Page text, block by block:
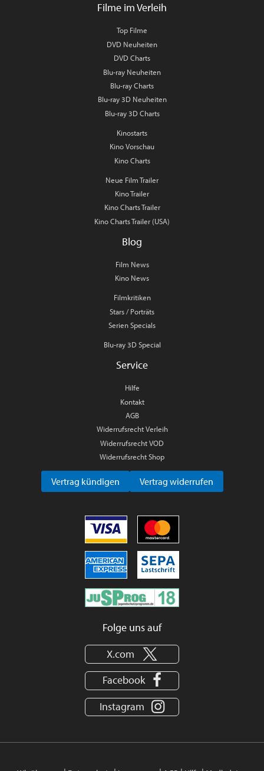
Filme im Verleih
Top Filme
DVD Neuheiten
DVD Charts
Blu-ray Neuheiten
Blu-ray Charts
Blu-ray 3D Neuheiten
Blu-ray 3D Charts
Kinostarts
Kino Vorschau
Kino Charts
Neue Film Trailer
Kino Trailer
Kino Charts Trailer
Kino Charts Trailer (USA)
Blog
Film News
Kino News
Filmkritiken
Stars / Porträts
Serien Specials
Blu-ray 3D Special
Service
Hilfe
Kontakt
AGB
Widerrufsrecht Verleih
Widerrufsrecht VOD
Widerrufsrecht Shop
Vertrag kündigen Vertrag widerrufen
Folge uns auf
X.com
Facebook
Instagram